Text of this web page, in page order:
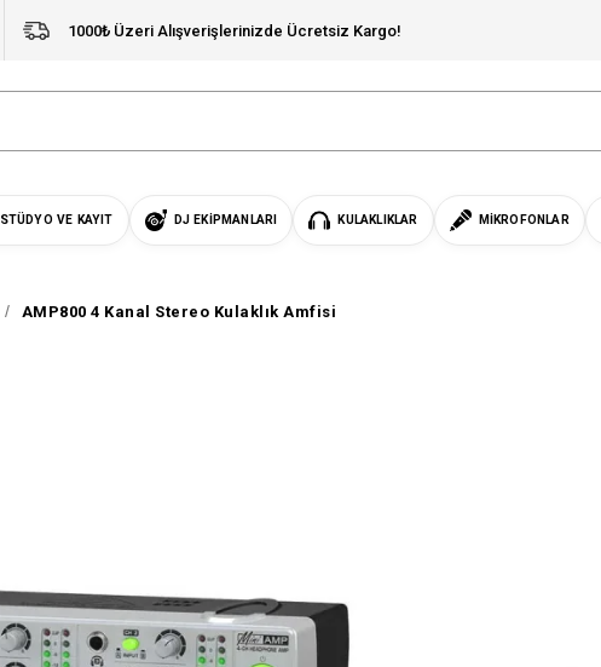
1000₺ Üzeri Alışverişlerinizde Ücretsiz Kargo!
STÜDYO VE KAYIT DJ EKIPMANLARI KULAKLIKLAR MIKROFONLAR
AMP800 4 Kanal Stereo Kulaklık Amfisi